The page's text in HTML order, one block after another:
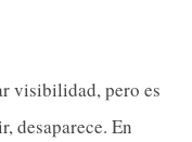
visibilidad, pero es
desaparece. En